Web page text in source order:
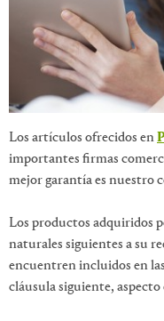
Los artículos ofrecidos en
importantes firmas
mejor garantía es nuestro
Los productos adquiridos
naturales siguientes a su
encuentren incluidos en
cláusula siguiente,